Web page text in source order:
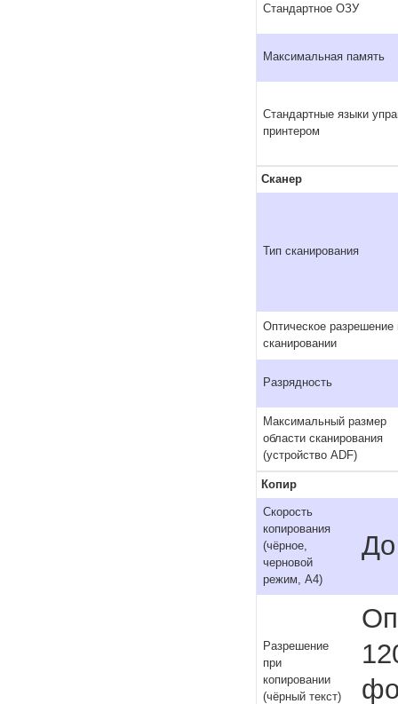
Стандартное ОЗУ
Максимальная память
Стандартные языки
принтером
Сканер
Тип сканирования
Оптическое разрешение
сканировании
Разрядность
Максимальный размер
области сканирования
(устройство ADF)
Копир
Скорость
копирования
(чёрное,
черновой
режим, A4)
Разрешение
при
копировании
(чёрный текст)